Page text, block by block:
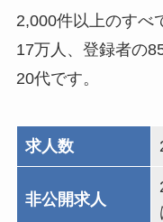
2,000件以上のすべ
17万人、登録者の
20代です。
求人数
非公開求人